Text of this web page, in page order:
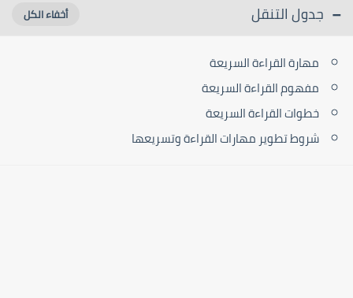
جدول التنقل
مهارة القراءة السريعة
مفهوم القراءة السريعة
خطوات القراءة السريعة
شروط تطوير مهارات القراءة وتسريعها